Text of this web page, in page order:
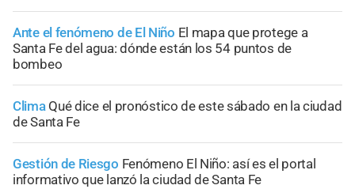
Ante el fenómeno de El Niño El mapa que protege a
Santa Fe del agua: dónde están los 54 puntos de
bombeo
Clima Qué dice el pronóstico de este sábado en la ciudad
de Santa Fe
Gestión de Riesgo Fenómeno El Niño: así es el portal
informativo que lanzó la ciudad de Santa Fe